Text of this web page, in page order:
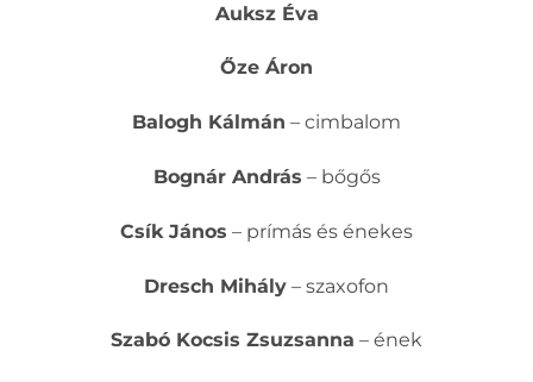
Auksz Éva
Őze Áron
Balogh Kálmán – cimbalom
Bognár András – bőgős
Csík János – prímás és énekes
Dresch Mihály – szaxofon
Szabó Kocsis Zsuzsanna – ének